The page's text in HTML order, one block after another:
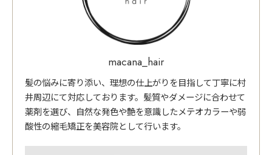
macana_hair
髪の悩みに寄り添い、理想の仕上がりを目指して丁寧に村
井周辺にて対応しております。髪質やダメージに合わせて
薬剤を選び、自然な発色や艶を意識したメテオカラーや弱
酸性の縮毛矯正を美容院として行います。